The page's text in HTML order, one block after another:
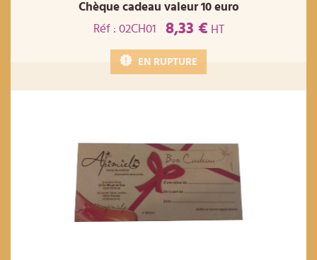
Chèque cadeau valeur 10 euro
Réf : 02CH01
8,33 € HT
EN RUPTURE